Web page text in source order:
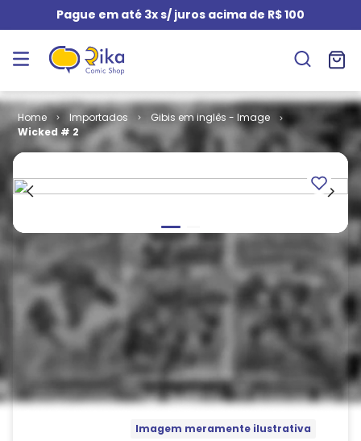
Pague em até 3x s/ juros acima de R$ 100
Importados
Gibis em inglês - Image
Wicked # 2
Imagem meramente ilustrativa